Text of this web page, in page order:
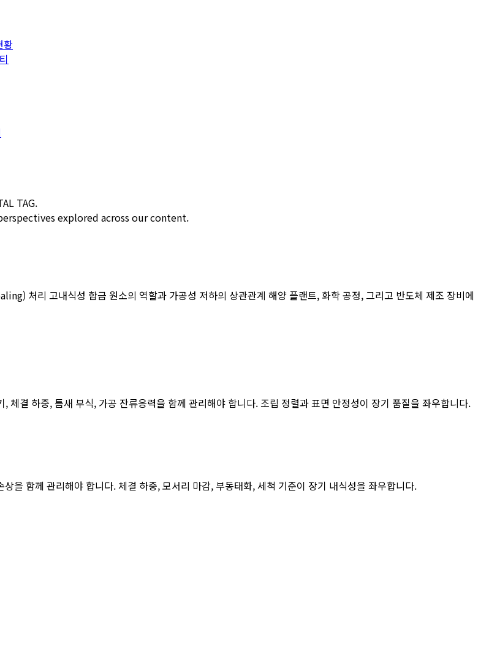
황
TAG.
explored across our content.
처리 고내식성 합금 원소의 역할과 가공성 저하의 상관관계 해양 플랜트, 화학 공정, 그리고 반도체 제조 장비에
결 하중, 틈새 부식, 가공 잔류응력을 함께 관리해야 합니다. 조립 정렬과 표면 안정성이 장기 품질을 좌우합니다.
을 함께 관리해야 합니다. 체결 하중, 모서리 마감, 부동태화, 세척 기준이 장기 내식성을 좌우합니다.